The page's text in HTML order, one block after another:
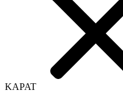
KAPAT